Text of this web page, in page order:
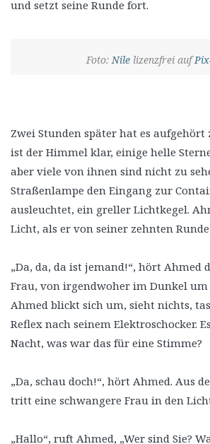
und setzt seine Runde fort.
Foto:Nilelizenzfrei auf
Zwei Stunden später hat es aufgehört
ist der Himmel klar, einige helle
aber viele von ihnen sind nicht zu
Straßenlampe den Eingang zur
ausleuchtet, ein greller Lichtkegel.
Licht, als er von seiner zehnten
„Da, da, da ist jemand!“, hört Ahmed
Frau, von irgendwoher im Dunkel
Ahmed blickt sich um, sieht nichts,
Reflex nach seinem Elektroschocker.
Nacht, was war das für eine Stimme?
„Da, schau doch!“, hört Ahmed. Aus
tritt eine schwangere Frau in den
„Hallo“, ruft Ahmed, „Wer sind Sie?